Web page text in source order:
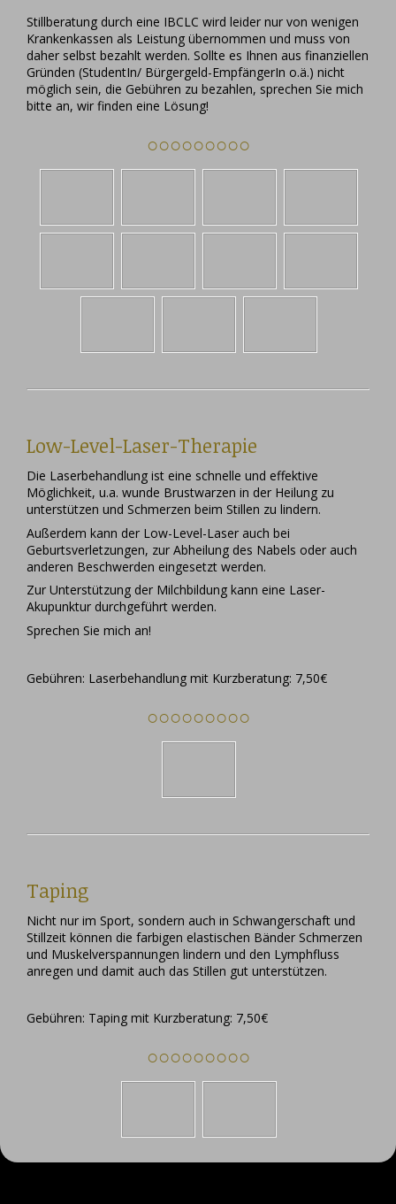
Stillberatung durch eine IBCLC wird leider nur von wenigen
Krankenkassen als Leistung übernommen und muss von
daher selbst bezahlt werden. Sollte es Ihnen aus finanziellen
Gründen (StudentIn/ Bürgergeld-EmpfängerIn o.ä.) nicht
möglich sein, die Gebühren zu bezahlen, sprechen Sie mich
bitte an, wir finden eine Lösung!
○○○○○○○○○
Low-Level-Laser-Therapie
Die Laserbehandlung ist eine schnelle und effektive
Möglichkeit, u.a. wunde Brustwarzen in der Heilung zu
unterstützen und Schmerzen beim Stillen zu lindern.
Außerdem kann der Low-Level-Laser auch bei
Geburtsverletzungen, zur Abheilung des Nabels oder auch
anderen Beschwerden eingesetzt werden.
Zur Unterstützung der Milchbildung kann eine Laser-
Akupunktur durchgeführt werden.
Sprechen Sie mich an!
Gebühren: Laserbehandlung mit Kurzberatung: 7,50€
○○○○○○○○○
Taping
Nicht nur im Sport, sondern auch in Schwangerschaft und
Stillzeit können die farbigen elastischen Bänder Schmerzen
und Muskelverspannungen lindern und den Lymphfluss
anregen und damit auch das Stillen gut unterstützen.
Gebühren: Taping mit Kurzberatung: 7,50€
○○○○○○○○○